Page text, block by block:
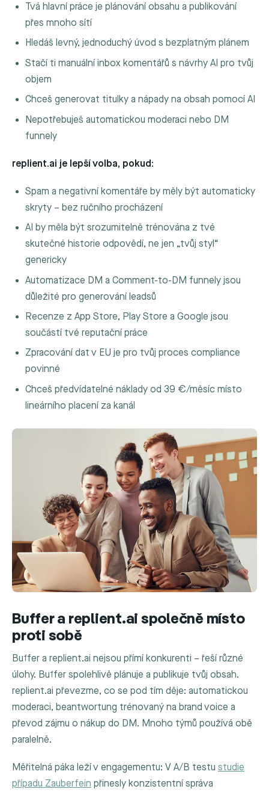
Tvá hlavní práce je plánování obsahu a publikování
přes mnoho sítí
Hledáš levný, jednoduchý úvod s bezplatným plánem
Stačí ti manuální inbox komentářů s návrhy AI pro tvůj
objem
Chceš generovat titulky a nápady na obsah pomocí AI
Nepotřebuješ automatickou moderaci nebo DM
funnely
replient.ai je lepší volba, pokud:
Spam a negativní komentáře by měly být automaticky
skryty – bez ručního procházení
AI by měla být srozumitelně trénována z tvé
skutečné historie odpovědí, ne jen „tvůj styl“
genericky
Automatizace DM a Comment-to-DM funnely jsou
důležité pro generování leadsů
Recenze z App Store, Play Store a Google jsou
součástí tvé reputační práce
Zpracování dat v EU je pro tvůj proces compliance
povinné
Chceš předvídatelné náklady od 39 €/měsíc místo
lineárního placení za kanál
Buffer a replient.ai společně místo
proti sobě
Buffer a replient.ai nejsou přímí konkurenti – řeší různé
úlohy. Buffer spolehlivě plánuje a publikuje tvůj obsah.
replient.ai převezme, co se pod tím děje: automatickou
moderaci, beantwortung trénovaný na brand voice a
převod zájmu o nákup do DM. Mnoho týmů používá obě
paralelně.
Měřitelná páka leží v engagementu: V A/B testu studie
případu Zauberfein přinesly konzistentní správa